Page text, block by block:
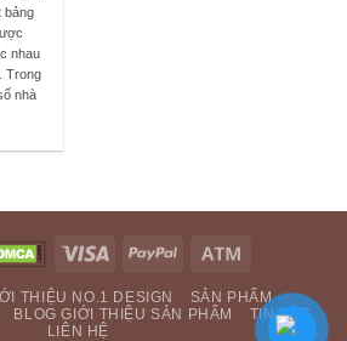
bảng
nhau
Trong
nhà
Visa PayPal
THIỆU NO.1 DESIGN
SẢN PHẨM
BLOG GIỚI THIỆU SẢN PHẨM
TIN TỨC
LIÊN HỆ